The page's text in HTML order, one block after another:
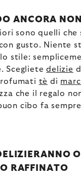
ANCORA
sono quelli che
gusto. Niente
stile:
Sceglietedelizie
tè di
che il regalo
cibo fa
RAFFINATO